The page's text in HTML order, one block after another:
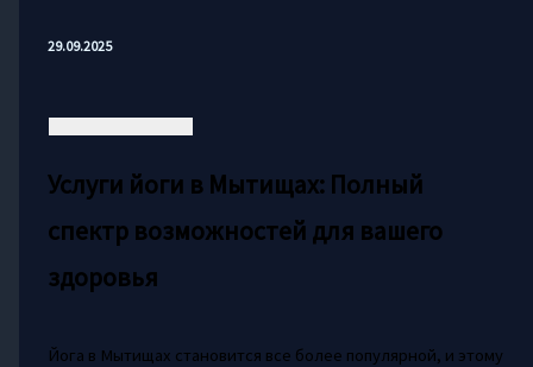
29.09.2025
Услуги йоги в Мытищах: Полный
спектр возможностей для вашего
здоровья
Йога в Мытищах становится все более популярной, и этому